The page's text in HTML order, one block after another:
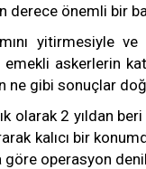
derece önemli bir
yitirmesiyle
emekli askerlerin
ne gibi sonuçlar
olarak 2 yıldan
kalıcı bir
operasyon